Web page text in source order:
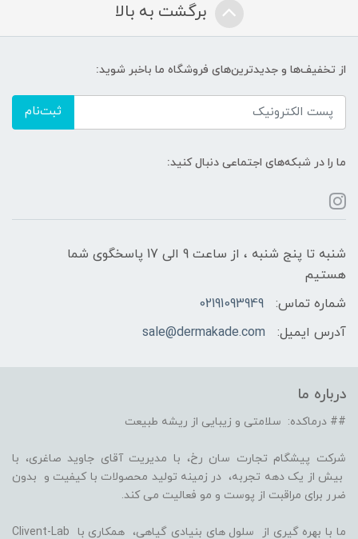
برگشت به بالا
از تخفیف‌ها و جدیدترین‌های فروشگاه ما باخبر شوید:
ثبت‌نام
ما را در شبکه‌های اجتماعی دنبال کنید:
شنبه تا پنج شنبه ، از ساعت 9 الی 17 پاسخگوی شما
هستیم
شماره تماس:
02191093949
آدرس ایمیل:
sale@dermakade.com
درباره ما
## درماکده: سلامتی و زیبایی از ریشه طبیعت
شرکت پیشگام تجارت سان رخ، با مدیریت آقای جاوید صاغری، با
بیش از یک دهه تجربه، در زمینه تولید محصولات با کیفیت و بدون
ضرر برای مراقبت از پوست و مو فعالیت می کند.
ما با بهره گیری از سلول های بنیادی گیاهی، همکاری با Clivent-Lab